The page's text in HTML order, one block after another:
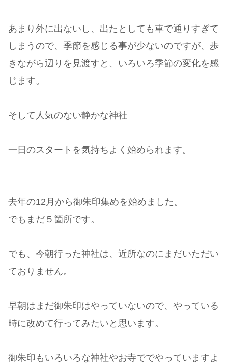
あまり外に出ないし、出たとしても車で通りすぎて
しまうので、季節を感じる事が少ないのですが、歩
きながら辺りを見渡すと、いろいろ季節の変化を感
じます。
そして人気のない静かな神社
一日のスタートを気持ちよく始められます。
去年の12月から御朱印集めを始めました。
でもまだ５箇所です。
でも、今朝行った神社は、近所なのにまだいただい
ておりません。
早朝はまだ御朱印はやっていないので、やっている
時に改めて行ってみたいと思います。
御朱印もいろいろな神社やお寺ででやっていますよ